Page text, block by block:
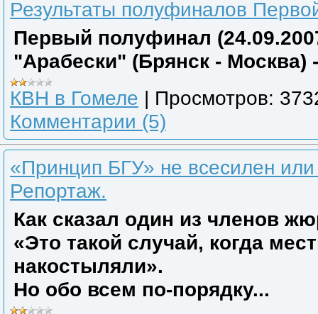
Результаты полуфиналов
Первый полуфинал
"Арабески" (Брянск - Москва)
КВН в Гомеле | Просмотров:
Комментарии (5)
«Принцип БГУ» не всесилен
Репортаж.
Как сказал один из членов
«Это такой случай, когда
накостыляли».
Но обо всем по-порядку...